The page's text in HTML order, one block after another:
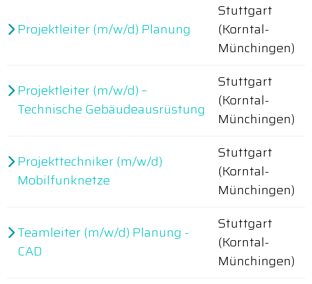
Projektleiter (m/w/d) Planung
Stuttgart
(Korntal-
Münchingen)
Projektleiter (m/w/d) –
Technische Gebäudeausrüstung
Stuttgart
(Korntal-
Münchingen)
Projekttechniker (m/w/d)
Mobilfunknetze
Stuttgart
(Korntal-
Münchingen)
Teamleiter (m/w/d) Planung -
CAD
Stuttgart
(Korntal-
Münchingen)